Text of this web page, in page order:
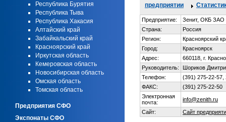
Республика Бурятия
Республика Тыва
Республика Хакасия
Алтайский край
Забайкальский край
Красноярский край
Иркутская область
Кемеровская область
Новосибирская область
Омская область
Томская область
Предприятия СФО
Экспонаты СФО
предприятии
Предприятие:
Зенит, ОКБ ЗАО
Страна:
Россия
Регион:
Красноярский
Город:
Красноярск
Адрес:
660118, г.
Руководитель:
Шориков
Телефон:
(391) 275-22-57,
ФАКС:
(391) 275-22-50
Электронная
почта:
info@zenith.ru
Сайт: Сайт